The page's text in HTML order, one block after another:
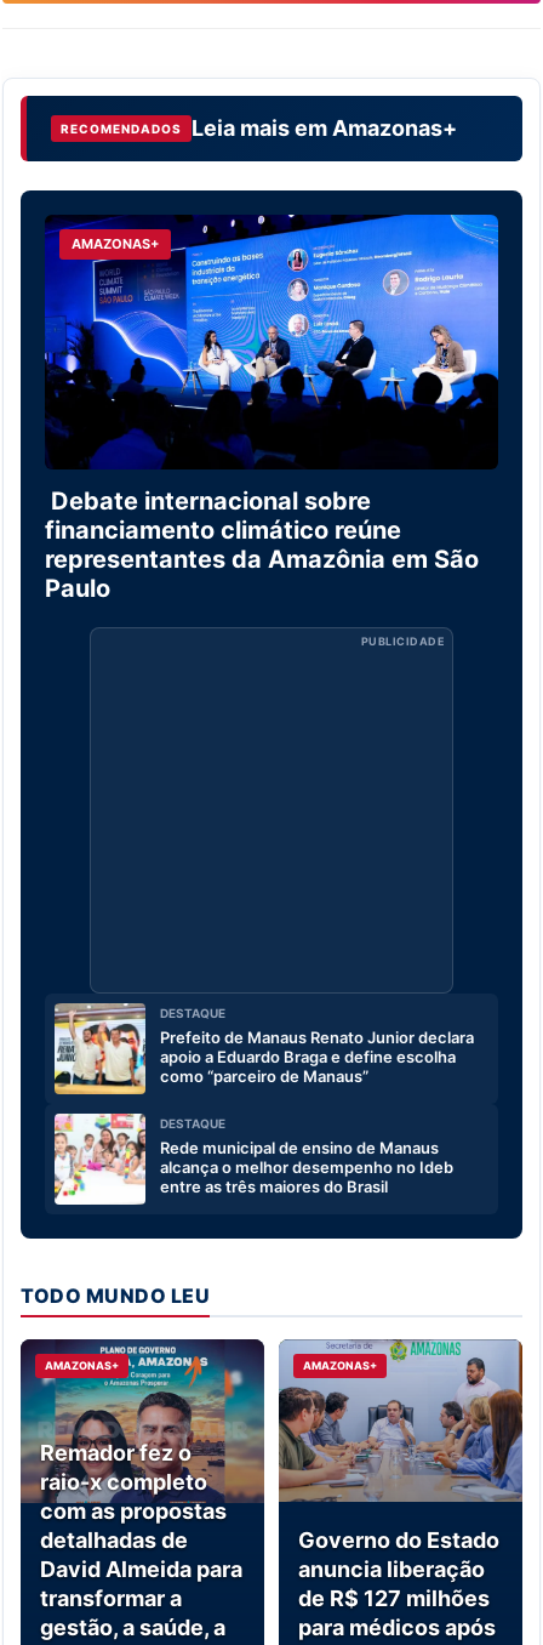
RECOMENDADOS Leia mais emAmazonas+
AMAZONAS+
Debate internacional sobre
financiamento climático reúne
representantes da Amazônia em São
Paulo
PUBLICIDADE
DESTAQUE
Prefeito de Manaus Renato Junior declara
apoio a Eduardo Braga e define escolha
como “parceiro de Manaus”
DESTAQUE
Rede municipal de ensino de Manaus
alcança o melhor desempenho no Ideb
entre as três maiores do Brasil
TODO MUNDO LEU
AMAZONAS+
Remador fez o
raio-x completo
com as propostas
detalhadas de
David Almeida para
transformar a
gestão, a saúde, a
AMAZONAS+
Governo do Estado
anuncia liberação
de R$ 127 milhões
para médicos após